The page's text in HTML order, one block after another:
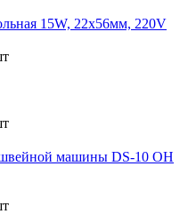
15W, 22х56мм, 220V
машины DS-10 OH